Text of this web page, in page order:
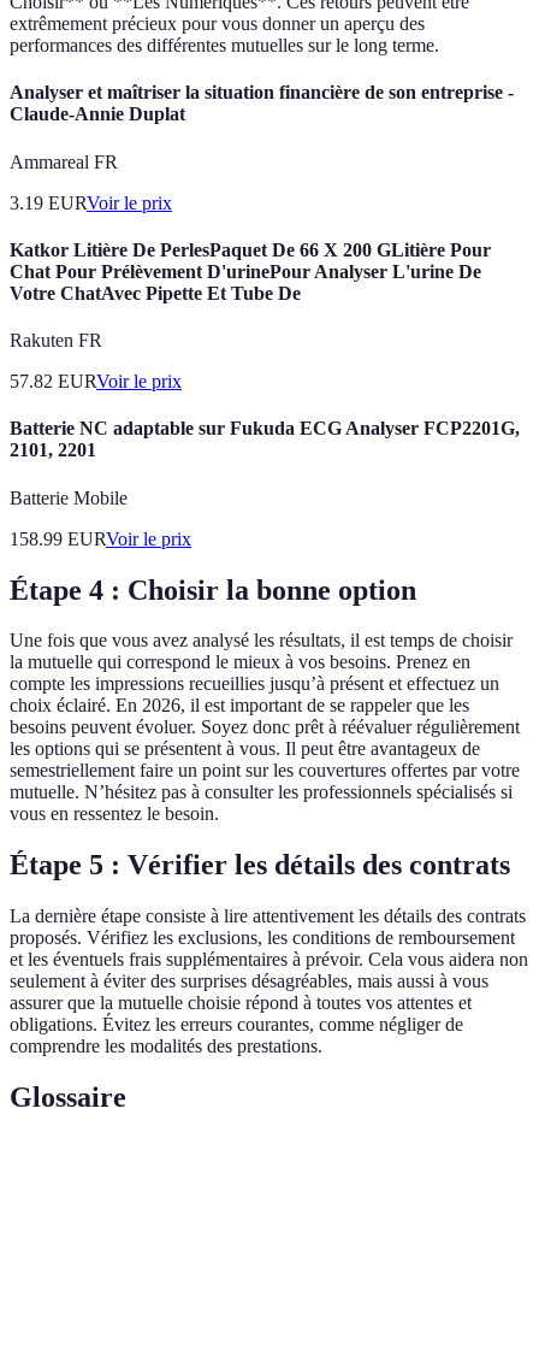
extrêmement précieux pour vous donner un aperçu des
performances des différentes mutuelles sur le long terme.
Analyser et maîtriser la situation financière de son entreprise -
Claude-Annie Duplat
Ammareal FR
3.19 EURVoir le prix
Katkor Litière De PerlesPaquet De 66 X 200 GLitière Pour
Chat Pour Prélèvement D'urinePour Analyser L'urine De
Votre ChatAvec Pipette Et Tube De
Rakuten FR
57.82 EURVoir le prix
Batterie NC adaptable sur Fukuda ECG Analyser FCP2201G,
2101, 2201
Batterie Mobile
158.99 EURVoir le prix
Étape 4 : Choisir la bonne option
Une fois que vous avez analysé les résultats, il est temps de choisir
la mutuelle qui correspond le mieux à vos besoins. Prenez en
compte les impressions recueillies jusqu’à présent et effectuez un
choix éclairé. En 2026, il est important de se rappeler que les
besoins peuvent évoluer. Soyez donc prêt à réévaluer régulièrement
les options qui se présentent à vous. Il peut être avantageux de
semestriellement faire un point sur les couvertures offertes par votre
mutuelle. N’hésitez pas à consulter les professionnels spécialisés si
vous en ressentez le besoin.
Étape 5 : Vérifier les détails des contrats
La dernière étape consiste à lire attentivement les détails des contrats
proposés. Vérifiez les exclusions, les conditions de remboursement
et les éventuels frais supplémentaires à prévoir. Cela vous aidera non
seulement à éviter des surprises désagréables, mais aussi à vous
assurer que la mutuelle choisie répond à toutes vos attentes et
obligations. Évitez les erreurs courantes, comme négliger de
comprendre les modalités des prestations.
Glossaire